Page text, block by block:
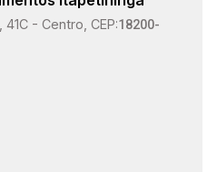
de desenvolvimento
- Centro, CEP:18200-